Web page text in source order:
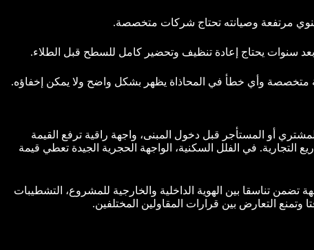
مرتفعة وصيانته تحتاج شركات متخصصة.
بعد سنوات يحتاج إعادة تنظيف وتحضير كامل للسطح قبل الطلاء.
متخصصة وأي خطأ في المحاذاة يظهر بشكل واضح ولا يمكن إخفاؤه.
أو المستأجر قبل دخول المبنى، واجهة راقية ترفع القيمة
التجارية. في الفلل السكنية، الواجهة الحجرية الجيدة تعطي قيمة
تضمن تناسقا بين الهوية الداخلية والخارجية للمشروع، التشطيبات
وتمنع التعارض بين قرارات المقاولين المختلفين.